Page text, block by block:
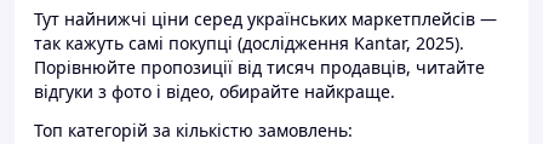
Тут найнижчі ціни серед українських маркетплейсів —
так кажуть самі покупці (дослідження Kantar, 2025).
Порівнюйте пропозиції від тисяч продавців, читайте
відгуки з фото і відео, обирайте найкраще.
Топ категорій за кількістю замовлень: